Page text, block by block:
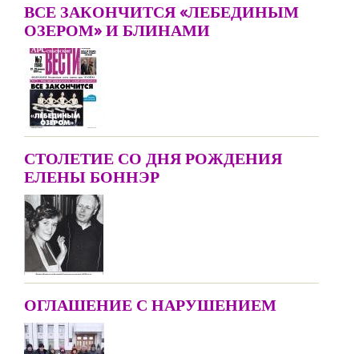
ВСЕ ЗАКОНЧИТСЯ «ЛЕБЕДИНЫМ
ОЗЕРОМ» И БЛИНАМИ
СТОЛЕТИЕ СО ДНЯ РОЖДЕНИЯ
ЕЛЕНЫ БОННЭР
ОГЛАШЕНИЕ С НАРУШЕНИЕМ